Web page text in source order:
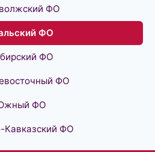
ФО
ФО
ФО
ФО
ФО
Кавказский ФО